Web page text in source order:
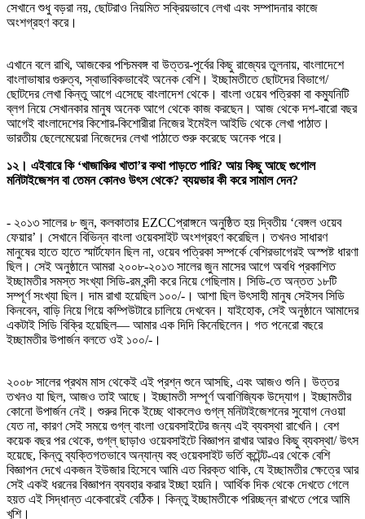
সেখানে শুধু বড়রা নয়, ছোটরাও নিয়মিত সক্রিয়ভাবে লেখা এবং সম্পাদনার কাজে
অংশগ্রহণ করে।
এখানে বলে রাখি, আজকের পশ্চিমবঙ্গ বা উত্তর-পূর্বের কিছু রাজ্যের তুলনায়, বাংলাদেশে
বাংলাভাষার গুরুত্ব, স্বাভাবিকভাবেই অনেক বেশি। ইচ্ছামতীতে ছোটদের বিভাগে/
ছোটদের লেখা কিন্তু আগে এসেছে বাংলাদেশ থেকে। বাংলা ওয়েব পত্রিকা বা কম্যুনিটি
ব্লগ নিয়ে সেখানকার মানুষ অনেক আগে থেকে কাজ করছেন। আজ থেকে দশ-বারো বছর
আগেই বাংলাদেশের কিশোর-কিশোরীরা নিজের ইমেইল আইডি থেকে লেখা পাঠাত।
ভারতীয় ছেলেমেয়েরা নিজেদের লেখা পাঠাতে শুরু করেছে অনেক পরে।
১২। এইবারে কি ‘খাজাঞ্চির খাতা’র কথা পাড়তে পারি? আয় কিছু আছে গুগোল
মনিটাইজেশন বা তেমন কোনও উৎস থেকে? ব্যয়ভার কী করে সামাল দেন?
- ২০১৩ সালের ৮ জুন, কলকাতার EZCCপ্রাঙ্গনে অনুষ্ঠিত হয় দ্বিতীয় ‘বেঙ্গল ওয়েব
ফেয়ার’। সেখানে বিভিন্ন বাংলা ওয়েবসাইট অংশগ্রহণ করেছিল। তখনও সাধারণ
মানুষের হাতে হাতে স্মার্টফোন ছিল না, ওয়েব পত্রিকা সম্পর্কে বেশিরভাগেরই অস্পষ্ট ধারণা
ছিল। সেই অনুষ্ঠানে আমরা ২০০৮-২০১৩ সালের জুন মাসের আগে অবধি প্রকাশিত
ইচ্ছামতীর সমস্ত সংখ্যা সিডি-রম বন্দী করে নিয়ে গেছিলাম। সিডি-তে অন্তত ১৮টি
সম্পূর্ণ সংখ্যা ছিল। দাম রাখা হয়েছিল ১০০/-। আশা ছিল উৎসাহী মানুষ সেইসব সিডি
কিনবেন, বাড়ি নিয়ে গিয়ে কম্পিউটারে চালিয়ে দেখবেন। যাইহোক, সেই অনুষ্ঠানে আমাদের
একটাই সিডি বিক্রি হয়েছিল— আমার এক দিদি কিনেছিলেন। গত পনেরো বছরে
ইচ্ছামতীর উপার্জন বলতে ওই ১০০/-।
২০০৮ সালের প্রথম মাস থেকেই এই প্রশ্ন শুনে আসছি, এবং আজও শুনি। উত্তর
তখনও যা ছিল, আজও তাই আছে। ইচ্ছামতী সম্পূর্ণ অবাণিজ্যিক উদ্যোগ। ইচ্ছামতীর
কোনো উপার্জন নেই। শুরুর দিকে ইচ্ছে থাকলেও গুগ্‌ল্‌ মনিটাইজেশনের সুযোগ নেওয়া
যেত না, কারণ সেই সময়ে গুগ্‌ল্‌ বাংলা ওয়েবসাইটের জন্য এই ব্যবস্থা রাখেনি। বেশ
কয়েক বছর পর থেকে, গুগ্‌ল্‌ ছাড়াও ওয়েবসাইটে বিজ্ঞাপন রাখার আরও কিছু ব্যবস্থা/ উৎস
হয়েছে, কিন্তু ব্যক্তিগতভাবে অন্যান্য বহু ওয়েবসাইট ভর্তি কন্টেন্ট-এর থেকে বেশি
বিজ্ঞাপন দেখে একজন ইউজার হিসেবে আমি এত বিরক্ত থাকি, যে ইচ্ছামতীর ক্ষেত্রে আর
সেই একই ধরনের বিজ্ঞাপন ব্যবহার করার ইচ্ছা হয়নি। আর্থিক দিক থেকে দেখতে গেলে
হয়ত এই সিদ্ধান্ত একেবারেই বেঠিক। কিন্তু ইচ্ছামতীকে পরিচ্ছন্ন রাখতে পেরে আমি
খুশি।